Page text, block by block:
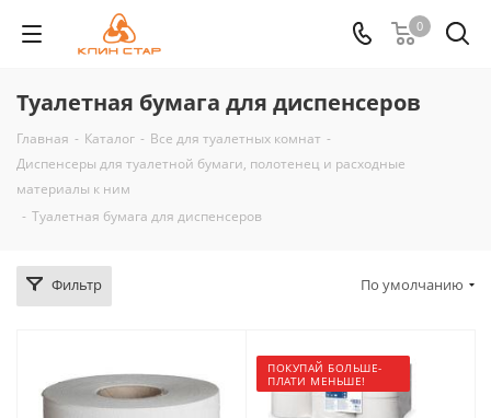
0
Туалетная бумага для диспенсеров
Главная - Каталог - Все для туалетных комнат -
Диспенсеры для туалетной бумаги, полотенец и расходные
материалы к ним
- Туалетная бумага для диспенсеров
Фильтр По умолчанию
ПОКУПАЙ БОЛЬШЕ-
ПЛАТИ МЕНЬШЕ!